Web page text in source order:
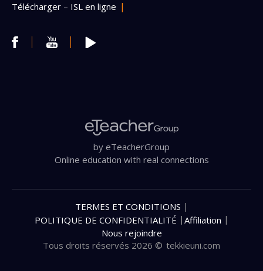
Télécharger – ISL en ligne
by eTeacherGroup
Online education with real connections
Tous droits réservés 2026 © tekkieuni.com
TERMES ET CONDITIONS |
POLITIQUE DE CONFIDENTIALITÉ | Affiliation |
Nous rejoindre